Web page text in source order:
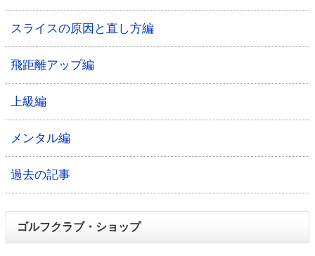
スライスの原因と直し方編
飛距離アップ編
上級編
メンタル編
過去の記事
ゴルフクラブ・ショップ